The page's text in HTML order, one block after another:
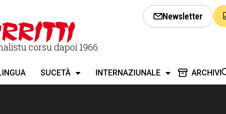
corsu dapoi 1966
Newsletter
SUCETÀ INTERNAZIUNALE ARCHIVI